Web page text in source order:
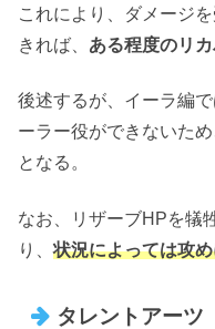
これにより、ダメージ
きれば、 ある程度のリ
後述するが、イーラ編
ーラー役ができないため
となる。
なお、リザーブHPを犠
り、状況によっては攻
タレントアーツ